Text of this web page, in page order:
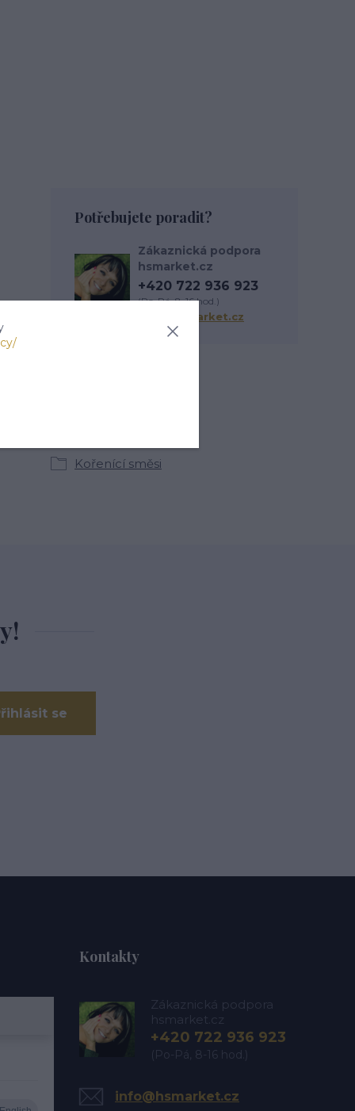
Kořenící směsi
Potřebujete poradit?
Zákaznická podpora
hsmarket.cz
+420 722 936 923
(Po-Pá, 8-16 hod.)
info@hsmarket.cz
se
Kontakty
Zákaznická podpora
hsmarket.cz
+420 722 936 923
(Po-Pá, 8-16 hod.)
info@hsmarket.cz